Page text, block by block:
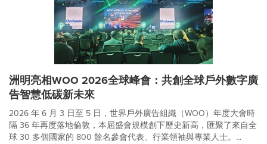
洲明亮相WOO 2026全球峰會：共創全球戶外數字廣
告智慧低碳新未來
2026 年 6 月 3 日至 5 日，世界戶外廣告組織（WOO）年度大會時
隔 36 年再度落地倫敦，本屆盛會規模創下歷史新高，匯聚了來自全
球 30 多個國家的 800 餘名參會代表、行業領袖與專業人士。...